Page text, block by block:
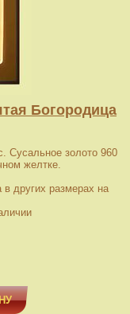
Богородица
Сусальное золото 960
желтке.
других размерах на